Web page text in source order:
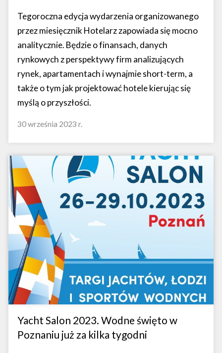
Tegoroczna edycja wydarzenia organizowanego
przez miesięcznik Hotelarz zapowiada się mocno
analitycznie. Będzie o finansach, danych
rynkowych z perspektywy firm analizujących
rynek, apartamentach i wynajmie short-term, a
także o tym jak projektować hotele kierując się
myślą o przyszłości.
30 września 2023 r.
Yacht Salon 2023. Wodne święto w
Poznaniu już za kilka tygodni